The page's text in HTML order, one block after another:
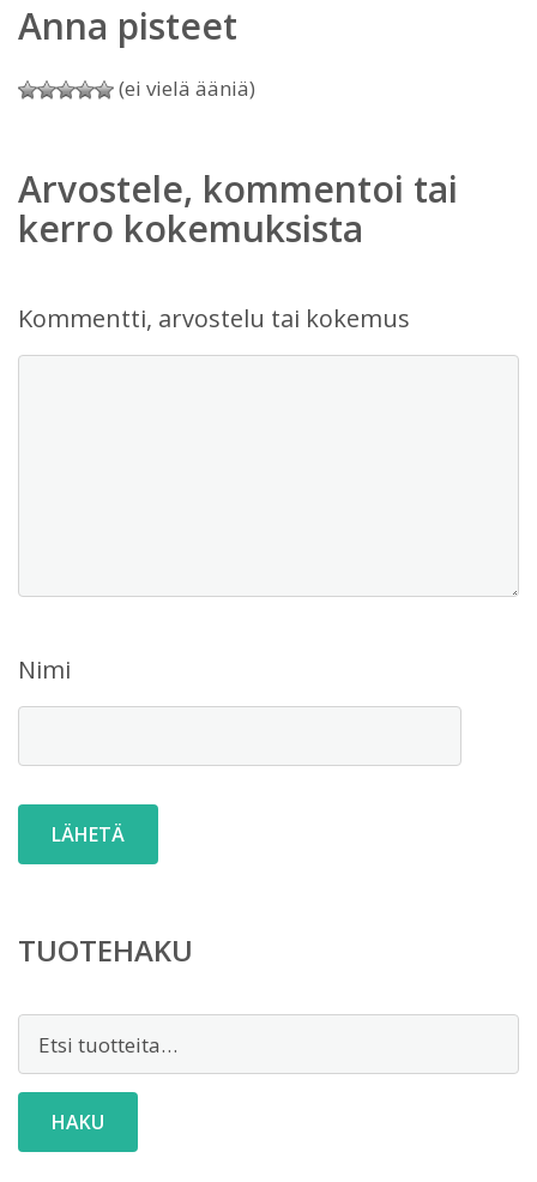
Anna pisteet
(ei vielä ääniä)
Arvostele, kommentoi tai
kerro kokemuksista
Kommentti, arvostelu tai kokemus
Nimi
TUOTEHAKU
HAKU